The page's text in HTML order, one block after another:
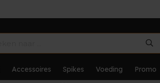
Accessoires Spikes Voeding Promo